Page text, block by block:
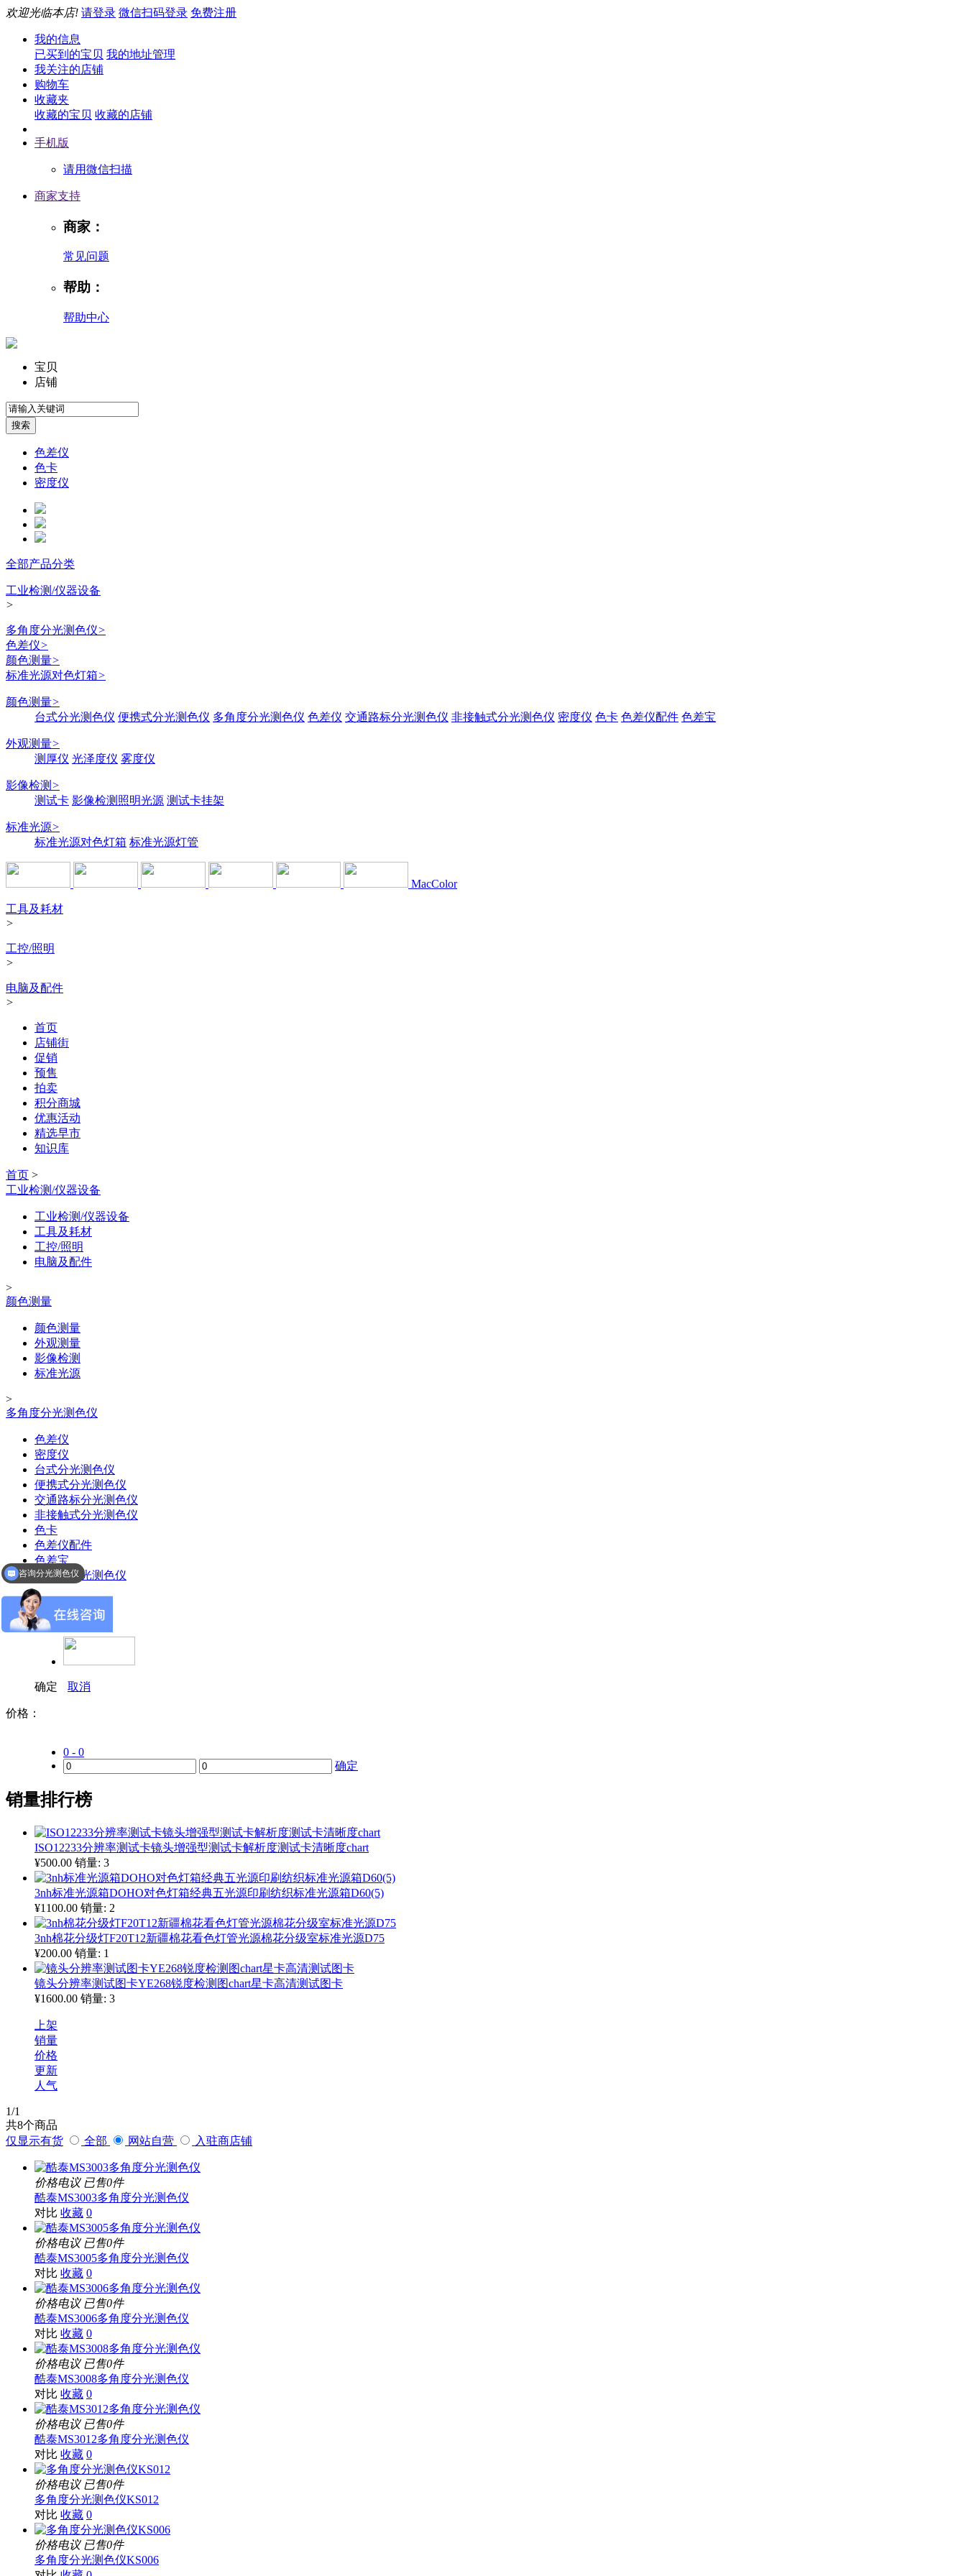
欢迎光临本店! 请登录 微信扫码登录 免费注册
我的信息
已买到的宝贝 我的地址管理
我关注的店铺
购物车
收藏夹
收藏的宝贝 收藏的店铺
手机版
请用微信扫描
商家支持
商家：
常见问题
帮助：
帮助中心
宝贝
店铺
色差仪
色卡
密度仪
全部产品分类
工业检测/仪器设备
>
多角度分光测色仪>
色差仪>
颜色测量>
标准光源对色灯箱>
颜色测量>
台式分光测色仪 便携式分光测色仪 多角度分光测色仪 色差仪 交通路标分光测色仪 非接触式分光测色仪 密度仪 色卡 色差仪配件 色差宝
外观测量>
测厚仪 光泽度仪 雾度仪
影像检测 >
测试卡 影像检测照明光源 测试卡挂架
标准光源>
标准光源对色灯箱 标准光源灯管
MacColor
工具及耗材
>
工控/照明
>
电脑及配件
>
首页
店铺街
促销
预售
拍卖
积分商城
优惠活动
精选早市
知识库
首页 >
工业检测/仪器设备
工业检测/仪器设备
工具及耗材
工控/照明
电脑及配件
>
颜色测量
颜色测量
外观测量
影像检测
标准光源
>
多角度分光测色仪
色差仪
密度仪
台式分光测色仪
便携式分光测色仪
交通路标分光测色仪
非接触式分光测色仪
色卡
色差仪配件
色差宝
多角度分光测色仪
品牌：
+多选
确定 取消
价格：
0 - 0
确定
销量排行榜
ISO12233分辨率测试卡镜头增强型测试卡解析度测试卡清晰度chart
¥500.00 销量: 3
3nh标准光源箱DOHO对色灯箱经典五光源印刷纺织标准光源箱D60(5)
¥1100.00 销量: 2
3nh棉花分级灯F20T12新疆棉花看色灯管光源棉花分级室标准光源D75
¥200.00 销量: 1
镜头分辨率测试图卡YE268锐度检测图chart星卡高清测试图卡
¥1600.00 销量: 3
上架
销量
价格
更新
人气
1/1
共8个商品
仅显示有货
全部 网站自营 入驻商店铺
价格电议 已售0件
酷泰MS3003多角度分光测色仪
对比 收藏 0
价格电议 已售0件
酷泰MS3005多角度分光测色仪
对比 收藏 0
价格电议 已售0件
酷泰MS3006多角度分光测色仪
对比 收藏 0
价格电议 已售0件
酷泰MS3008多角度分光测色仪
对比 收藏 0
价格电议 已售0件
酷泰MS3012多角度分光测色仪
对比 收藏 0
价格电议 已售0件
多角度分光测色仪KS012
对比 收藏 0
价格电议 已售0件
多角度分光测色仪KS006
咨询分光测色仪